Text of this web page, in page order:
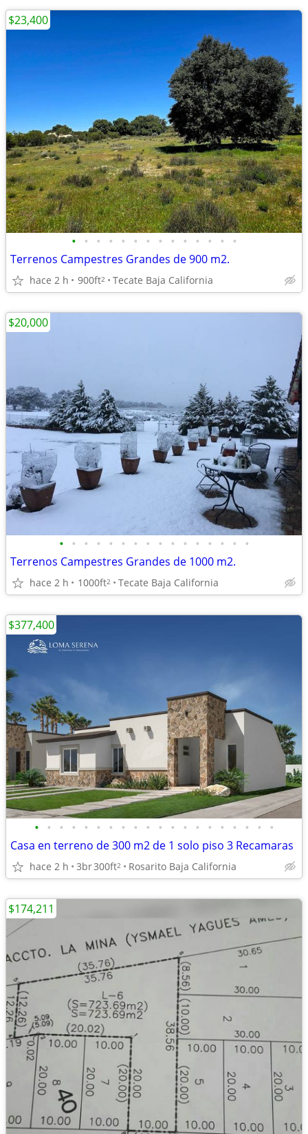
• • • • • • • • • • • • • •
Terrenos Campestres Grandes de 900 m2.
hace 2 h 900ft2 Tecate Baja California
$23,400
• • • • • • • • • • • • • • • •
Terrenos Campestres Grandes de 1000 m2.
hace 2 h 1000ft2 Tecate Baja California
$20,000
• • • • • • • • • • • • • • • • • • • •
Casa en terreno de 300 m2 de 1 solo piso 3 Recamaras
hace 2 h 3br300ft2 Rosarito Baja California
$377,400
$174,211